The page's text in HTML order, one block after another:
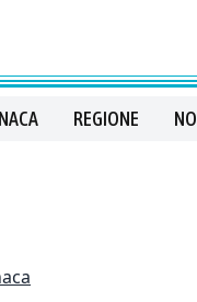
REGIONE